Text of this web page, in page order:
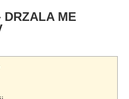
DRZALA ME